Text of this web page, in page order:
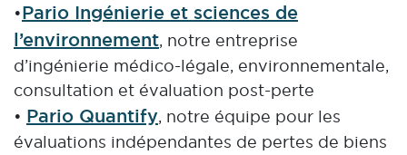
•Pario Ingénierie et sciences de
l’environnement, notre entreprise
d’ingénierie médico-légale, environnementale,
consultation et évaluation post-perte
• Pario Quantify, notre équipe pour les
évaluations indépendantes de pertes de biens